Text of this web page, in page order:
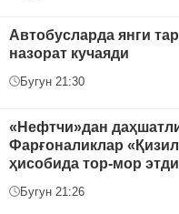
Автобусларда янги
назорат кучаяди
Бугун 21:30
«Нефтчи»дан
Фарғоналиклар
ҳисобида тор-мор
Бугун 21:26